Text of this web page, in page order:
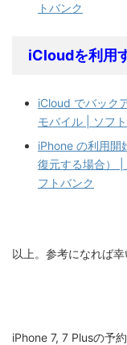
トバンク
iCloudを利用
iCloud でバック
モバイル | ソフ
iPhone の利用開
復元する場合）
フトバンク
以上。参考になれば幸
iPhone 7, 7 Plusの予